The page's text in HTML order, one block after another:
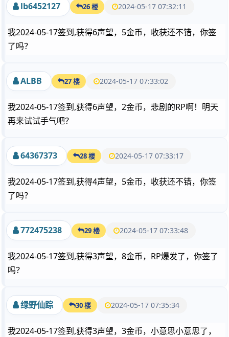
lb6452127 26 楼 2024-05-17 07:32:11
我2024-05-17签到,获得6声望，5金币，收获还不错，你签
了吗？
ALBB 27 楼 2024-05-17 07:33:02
我2024-05-17签到,获得6声望，2金币，悲剧的RP啊！明天
再来试试手气吧？
64367373 28 楼 2024-05-17 07:33:17
我2024-05-17签到,获得4声望，5金币，收获还不错，你签
了吗？
772475238 29 楼 2024-05-17 07:33:48
我2024-05-17签到,获得3声望，8金币，RP爆发了，你签了
吗？
绿野仙踪 30 楼 2024-05-17 07:35:34
我2024-05-17签到,获得3声望，3金币，小意思小意思了，